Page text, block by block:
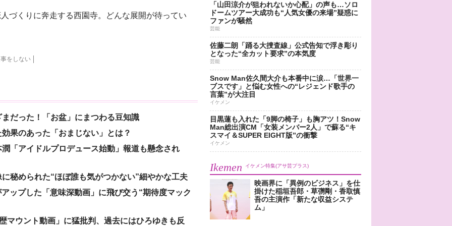
くりに奔走する西園寺。どんな展開が待ってい
をしない
だった！「お盆」にまつわる豆知識
果のあった「おまじない」とは？
「アイドルプロデュース始動」報道も懸念され
秘められた“ほぼ誰も気がつかない”細やかな工夫
ップした「意味深動画」に飛び交う“期待度マック
マウント動画」に猛批判、過去にはひろゆきも反
「山田涼介が狙われないか心配」の声も…ソロ
ドームツアー大成功も“人気女優の来場”疑惑に
ファンが騒然
芸能
佐藤二朗「踊る大捜査線」公式告知で浮き彫り
となった“全カット要求”の本気度
芸能
Snow Man佐久間大介も本番中に涙…「世界一
ブスです」と悩む女性への“レジェンド歌手の
言葉”が大注目
イケメン
目黒蓮も入れた「9脚の椅子」も胸アツ！Snow
Man総出演CM「女装メンバー2人」で蘇る“キ
スマイ＆SUPER EIGHT版”の衝撃
イケメン
Ikemen イケメン特集(アサ芸プラス)
映画界に「異例のビジネス」を仕
掛けた稲垣吾郎・草彅剛・香取慎
吾の主演作「新たな収益システ
ム」